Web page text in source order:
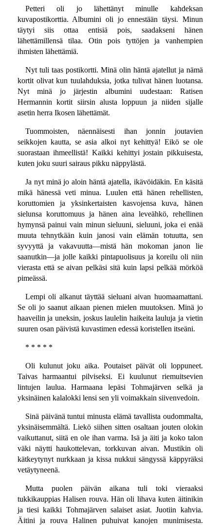
Petteri oli jo lähettänyt minulle kahdeksan
kuvapostikorttia. Albumini oli jo ennestään täysi. Minun
täytyi siis ottaa entisiä pois, saadakseni hänen
lähettämillensä tilaa. Otin pois tyttöjen ja vanhempien
ihmisten lähettämiä.
Nyt tuli taas postikortti. Minä olin häntä ajatellut ja nämä
kortit olivat kun tuulahduksia, jotka tulivat hänen luotansa.
Nyt minä jo järjestin albumini uudestaan: Ratisen
Hermannin kortit siirsin alusta loppuun ja niiden sijalle
asetin herra Ikosen lähettämät.
Tuommoisten, näennäisesti ihan jonnin joutavien
seikkojen kautta, se asia alkoi nyt kehittyä! Eikö se ole
suorastaan ihmeellistä! Kaikki kehittyi jostain pikkuisesta,
kuten joku suuri sairaus pikku näppylästä.
Ja nyt minä jo aloin häntä ajatella, ikävöidäkin. En käsitä
mikä hänessä veti minua. Luulen että hänen rehellisten,
koruttomien ja yksinkertaisten kasvojensa kuva, hänen
sielunsa koruttomuus ja hänen aina leveähkö, rehellinen
hymynsä painui vain minun sieluuni, sieluuni, joka ei enää
muuta tehnytkään kuin janosi vain elämän totuutta, sen
syvyyttä ja vakavuutta—mistä hän mokoman janon lie
saanutkin—ja jolle kaikki pintapuolisuus ja koreilu oli niin
vierasta että se aivan pelkäsi sitä kuin lapsi pelkää mörköä
pimeässä.
Lempi oli alkanut täyttää sieluani aivan huomaamattani.
Se oli jo saanut aikaan pienen mielen muutoksen. Minä jo
haaveilin ja uneksin, joskus laulelin haikeita lauluja ja vietin
suuren osan päivistä kuvastimen edessä koristellen itseäni.
* * * * *
Oli kulunut joku aika. Poutaiset päivät oli loppuneet.
Taivas harmaantui pilviseksi. Ei kuulunut riemuitsevien
lintujen laulua. Harmaana lepäsi Tohmajärven selkä ja
yksinäinen kalalokki lensi sen yli voimakkain siivenvedoin.
Sinä päivänä tuntui minusta elämä tavallista oudommalta,
yksinäisemmältä. Liekö siihen sitten osaltaan jouten olokin
vaikuttanut, siitä en ole ihan varma. Isä ja äiti ja koko talon
väki näytti haukottelevan, torkkuvan aivan. Mustikin oli
kätkeytynyt nurkkaan ja kissa nukkui sängyssä käppyräksi
vetäytyneenä.
Mutta puolen päivän aikana tuli toki vieraaksi
tukkikauppias Halisen rouva. Hän oli lihava kuten äitinikin
ja tiesi kaikki Tohmajärven salaiset asiat. Juotiin kahvia.
Äitini ja rouva Halinen puhuivat kanojen munimisesta.